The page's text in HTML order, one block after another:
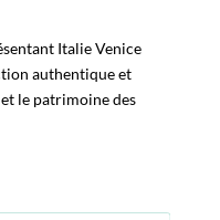
Italie Venice
authentique et
le patrimoine des